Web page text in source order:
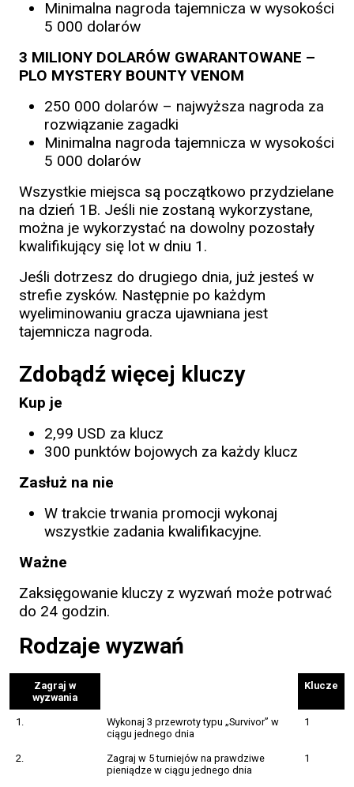
Minimalna nagroda tajemnicza w wysokości
5 000 dolarów
3 MILIONY DOLARÓW GWARANTOWANE –
PLO MYSTERY BOUNTY VENOM
250 000 dolarów – najwyższa nagroda za
rozwiązanie zagadki
Minimalna nagroda tajemnicza w wysokości
5 000 dolarów
Wszystkie miejsca są początkowo przydzielane
na dzień 1B. Jeśli nie zostaną wykorzystane,
można je wykorzystać na dowolny pozostały
kwalifikujący się lot w dniu 1.
Jeśli dotrzesz do drugiego dnia, już jesteś w
strefie zysków. Następnie po każdym
wyeliminowaniu gracza ujawniana jest
tajemnicza nagroda.
Zdobądź więcej kluczy
Kup je
2,99 USD za klucz
300 punktów bojowych za każdy klucz
Zasłuż na nie
W trakcie trwania promocji wykonaj
wszystkie zadania kwalifikacyjne.
Ważne
Zaksięgowanie kluczy z wyzwań może potrwać
do 24 godzin.
Rodzaje wyzwań
Zagraj w
wyzwania
Klucze
1.
Wykonaj 3 przewroty typu „Survivor” w
ciągu jednego dnia
1
2.
Zagraj w 5 turniejów na prawdziwe
pieniądze w ciągu jednego dnia
1